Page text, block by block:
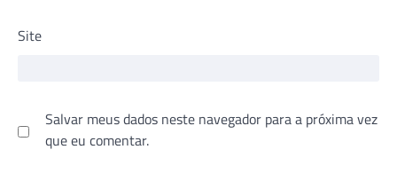
Site
Salvar meus dados neste navegador para a próxima vez
que eu comentar.